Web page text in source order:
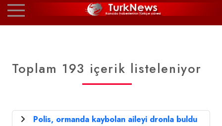
Toplam 193 içerik listeleniyor
Polis, ormanda kaybolan aileyi dronla buldu